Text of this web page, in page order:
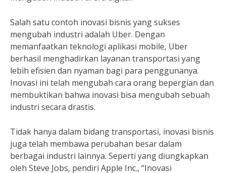
Salah satu contoh inovasi bisnis yang sukses
mengubah industri adalah Uber. Dengan
memanfaatkan teknologi aplikasi mobile, Uber
berhasil menghadirkan layanan transportasi yang
lebih efisien dan nyaman bagi para penggunanya.
Inovasi ini telah mengubah cara orang bepergian dan
membuktikan bahwa inovasi bisa mengubah sebuah
industri secara drastis.
Tidak hanya dalam bidang transportasi, inovasi bisnis
juga telah membawa perubahan besar dalam
berbagai industri lainnya. Seperti yang diungkapkan
oleh Steve Jobs, pendiri Apple Inc., “Inovasi